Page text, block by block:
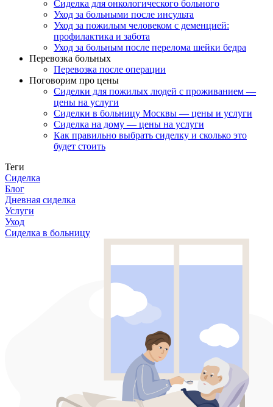
Сиделка для онкологического больного
Уход за больными после инсульта
Уход за пожилым человеком с деменцией:
профилактика и забота
Уход за больным после перелома шейки бедра
Перевозка больных
Перевозка после операции
Поговорим про цены
Сиделки для пожилых людей с проживанием —
цены на услуги
Сиделки в больницу Москвы — цены и услуги
Сиделка на дому — цены на услуги
Как правильно выбрать сиделку и сколько это
будет стоить
Теги
Сиделка
Блог
Дневная сиделка
Услуги
Уход
Сиделка в больницу